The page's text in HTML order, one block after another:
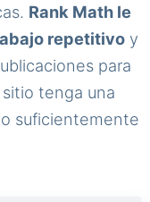
Rank Math le
repetitivoy
para
tenga una
suficientemente